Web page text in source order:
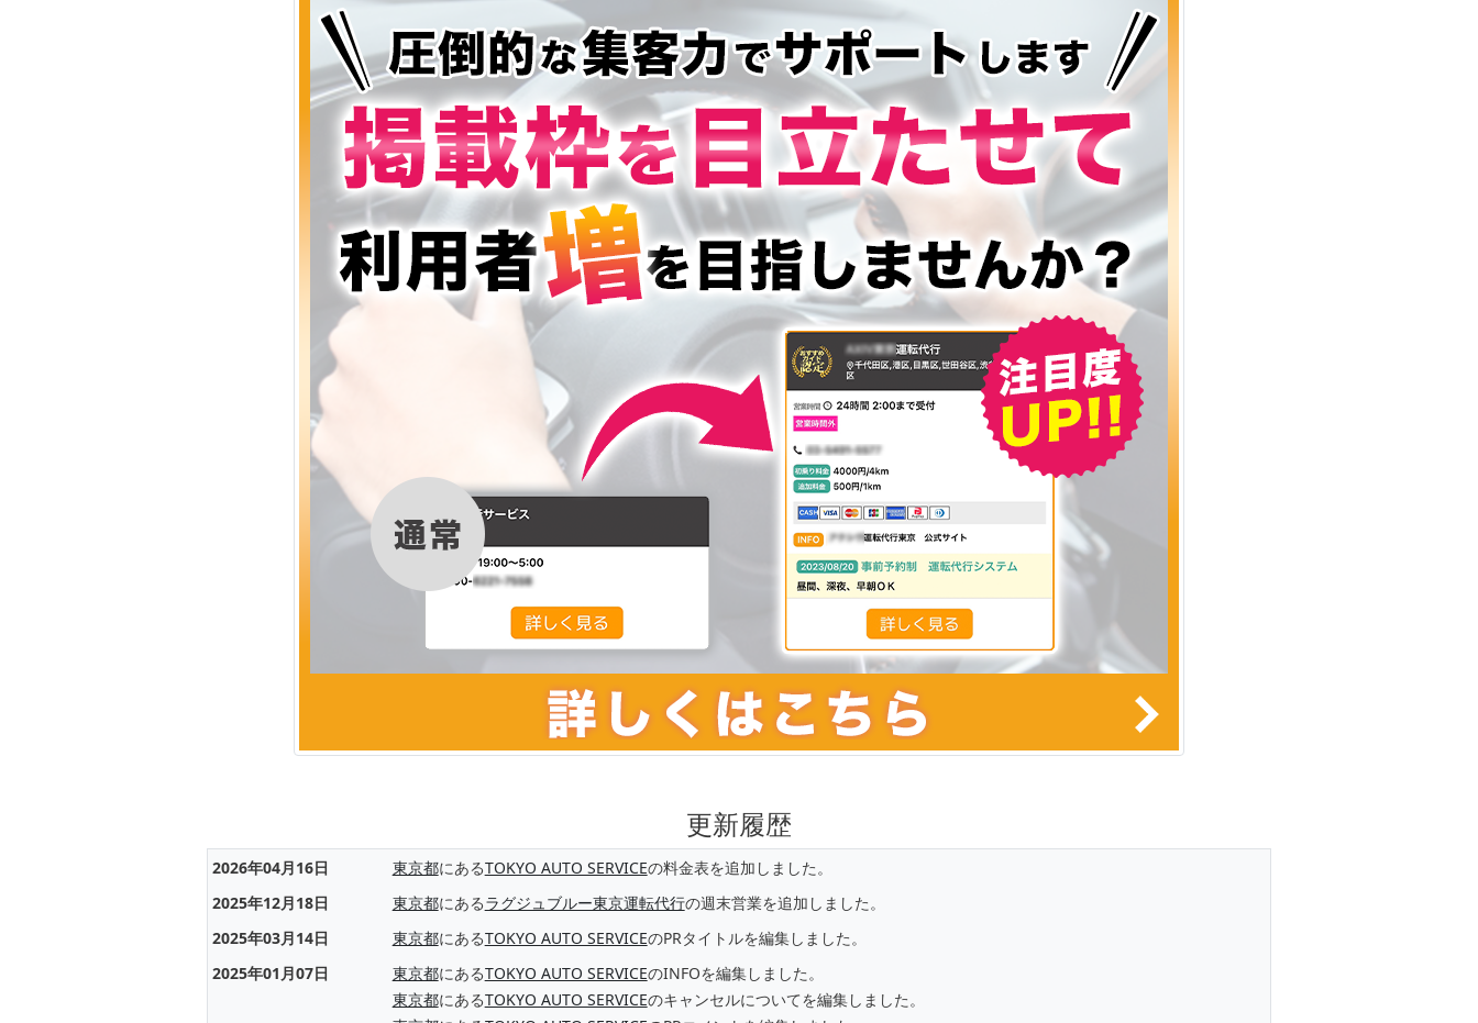
更新履歴
2026年04月16日 東京都にあるTOKYO AUTO SERVICEの料金表を追加しました。
2025年12月18日
東京都にあるラグジュブルー東京運転代行の週末営業を追加しました。
2025年03月14日
東京都にあるTOKYO AUTO SERVICEのPRタイトルを編集しました。
2025年01月07日
東京都にあるTOKYO AUTO SERVICEのINFOを編集しました。
東京都にあるTOKYO AUTO SERVICEのキャンセルについてを編集しました。